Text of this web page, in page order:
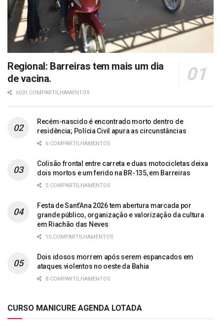
Regional: Barreiras tem mais um dia
de vacina.
6031 COMPARTILHAMENTOS
Recém-nascido é encontrado morto dentro de
residência; Polícia Civil apura as circunstâncias
6 COMPARTILHAMENTOS
Colisão frontal entre carreta e duas motocicletas deixa
dois mortos e um ferido na BR-135, em Barreiras
5 COMPARTILHAMENTOS
Festa de Sant’Ana 2026 tem abertura marcada por
grande público, organização e valorização da cultura
em Riachão das Neves
10 COMPARTILHAMENTOS
Dois idosos morrem após serem espancados em
ataques violentos no oeste da Bahia
8 COMPARTILHAMENTOS
CURSO MANICURE AGENDA LOTADA